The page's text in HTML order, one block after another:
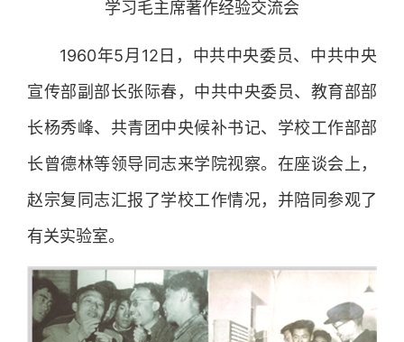
学习毛主席著作经验交流会
1960年5月12日，中共中央委员、中共中央
宣传部副部长张际春，中共中央委员、教育部部
长杨秀峰、共青团中央候补书记、学校工作部部
长曾德林等领导同志来学院视察。在座谈会上，
赵宗复同志汇报了学校工作情况，并陪同参观了
有关实验室。